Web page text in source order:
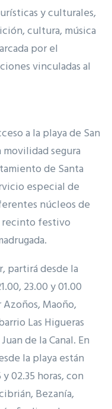
y culturales,
cultura, música
por el
vinculadas al
a la playa de San
movilidad segura
de Santa
especial de
núcleos de
festivo
partirá desde la
23.00 y 01.00
Maoño,
Las Higueras
de la Canal. En
la playa están
02.35 horas, con
Bezanía,